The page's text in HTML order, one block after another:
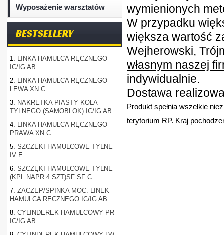
Wyposażenie warsztatów
BESTSELLERY
1. LINKA HAMULCA RĘCZNEGO
IC/IG AB
2. LINKA HAMULCA RĘCZNEGO
LEWA XN C
3. NAKRETKA PIASTY KOLA
TYLNEGO (SAMOBLOK) IC/IG AB
4. LINKA HAMULCA RĘCZNEGO
PRAWA XN C
5. SZCZEKI HAMULCOWE TYLNE
IV E
6. SZCZĘKI HAMULCOWE TYLNE
(KPL NAPR.4 SZT)SF SF C
7. ZACZEP/SPINKA MOC. LINEK
HAMULCA RECZNEGO IC/IG AB
8. CYLINDEREK HAMULCOWY PR
IC/IG AB
wymienionych
W przypadku
większa wartość
Wejherowski,
własnym naszej
indywidualnie.
Dostawa
Produkt spełnia wszelkie
terytorium RP. Kraj